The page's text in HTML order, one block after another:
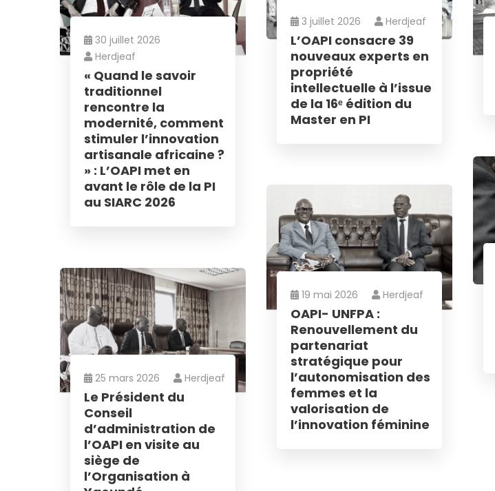
30 juillet 2026
Herdjeaf
« Quand le savoir
traditionnel
rencontre la
modernité, comment
stimuler l’innovation
artisanale africaine ?
» : L’OAPI met en
avant le rôle de la PI
au SIARC 2026
3 juillet 2026 Herdjeaf
L’OAPI consacre 39
nouveaux experts en
propriété
intellectuelle à l’issue
de la 16ᵉ édition du
Master en PI
19 mai 2026 Herdjeaf
OAPI- UNFPA :
Renouvellement du
partenariat
stratégique pour
l’autonomisation des
femmes et la
valorisation de
l’innovation féminine
25 mars 2026 Herdjeaf
Le Président du
Conseil
d’administration de
l’OAPI en visite au
siège de
l’Organisation à
Newsletter
Inscrivez-vous pour recevoir les dernières
informations ; les offres de formation ; l’actualité de
défendre ses droits, des vidéos pédagogiques.
Non, merci